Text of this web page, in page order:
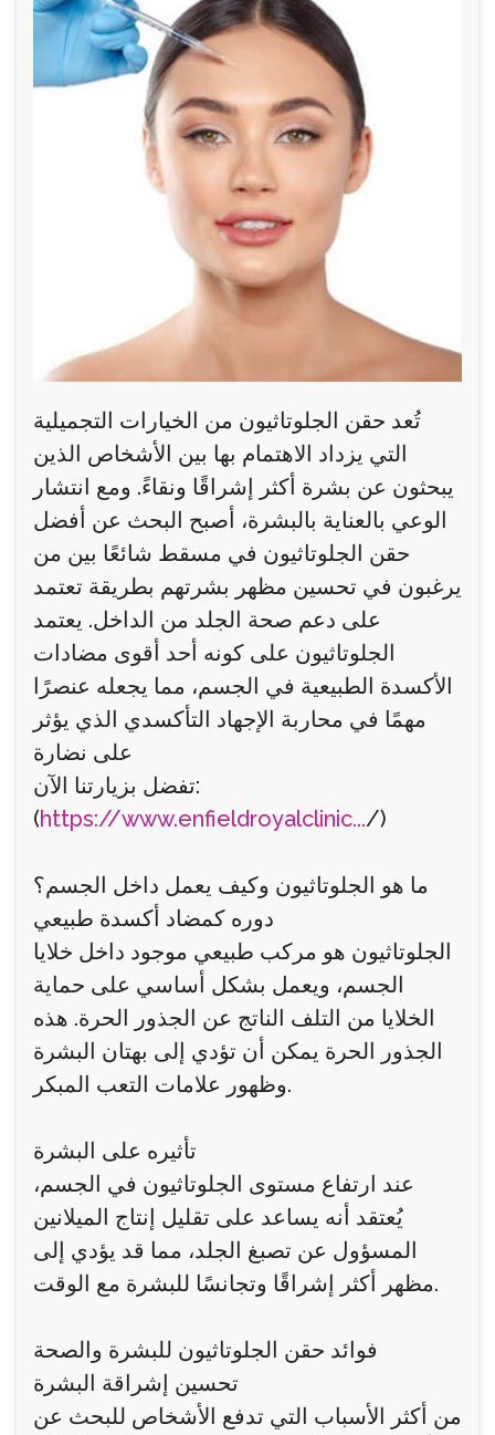
تُعد حقن الجلوتاثيون من الخيارات التجميلية
التي يزداد الاهتمام بها بين الأشخاص الذين
يبحثون عن بشرة أكثر إشراقًا ونقاءً. ومع انتشار
الوعي بالعناية بالبشرة، أصبح البحث عن أفضل
حقن الجلوتاثيون في مسقط شائعًا بين من
يرغبون في تحسين مظهر بشرتهم بطريقة تعتمد
على دعم صحة الجلد من الداخل. يعتمد
الجلوتاثيون على كونه أحد أقوى مضادات
الأكسدة الطبيعية في الجسم، مما يجعله عنصرًا
مهمًا في محاربة الإجهاد التأكسدي الذي يؤثر
على نضارة
تفضل بزيارتنا الآن:
(https://www.enfieldroyalclinic.../)
ما هو الجلوتاثيون وكيف يعمل داخل الجسم؟
دوره كمضاد أكسدة طبيعي
الجلوتاثيون هو مركب طبيعي موجود داخل خلايا
الجسم، ويعمل بشكل أساسي على حماية
الخلايا من التلف الناتج عن الجذور الحرة. هذه
الجذور الحرة يمكن أن تؤدي إلى بهتان البشرة
وظهور علامات التعب المبكر.
تأثيره على البشرة
عند ارتفاع مستوى الجلوتاثيون في الجسم،
يُعتقد أنه يساعد على تقليل إنتاج الميلانين
المسؤول عن تصبغ الجلد، مما قد يؤدي إلى
مظهر أكثر إشراقًا وتجانسًا للبشرة مع الوقت.
فوائد حقن الجلوتاثيون للبشرة والصحة
تحسين إشراقة البشرة
من أكثر الأسباب التي تدفع الأشخاص للبحث عن